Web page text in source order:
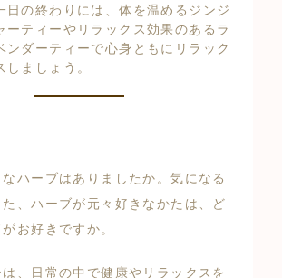
日の終わりには、体を温めるジンジ
ーティーやリラックス効果のあるラ
ンダーティーで心身ともにリラック
しましょう。
ハーブはありましたか。気になる
、ハーブが元々好きなかたは、ど
お好きですか。
、日常の中で健康やリラックスを